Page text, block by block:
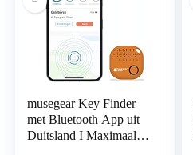
musegear Key Finder
met Bluetooth App uit
Duitsland I Maximaal